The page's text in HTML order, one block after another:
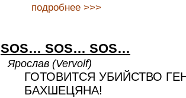
подробнее >>>
SOS… SOS… SOS…
Ярослав (Vervolf)
ГОТОВИТСЯ УБИЙСТВО
БАХШЕЦЯНА!